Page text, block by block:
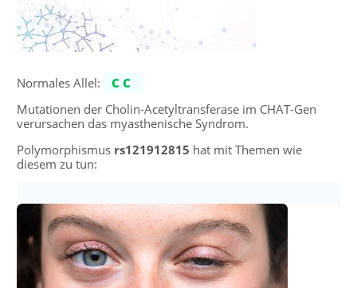
Normales Allel:
CC
Mutationen der Cholin-Acetyltransferase im CHAT-Gen
verursachen das myasthenische Syndrom.
Polymorphismus rs121912815 hat mit Themen wie
diesem zu tun: